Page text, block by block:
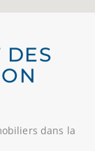
DES
dans la